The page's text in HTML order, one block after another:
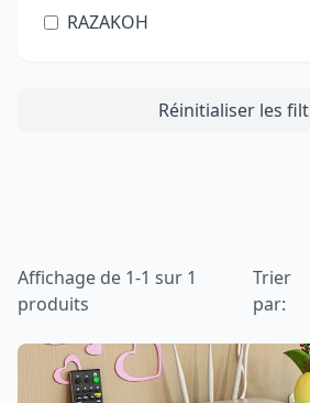
RAZAKOH
Réinitialiser les
Affichage de 1-1 sur 1
produits
Trier
par: